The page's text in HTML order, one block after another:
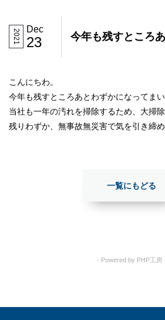
2021 Dec
23 今年も残すところ
こんにちわ。
今年も残すところあとわずかになってまい
当社も一年の汚れを掃除するため、大掃
残りわずか、無事故無災害で気を引き締め
一覧にもどる
- Powered by PHP工房